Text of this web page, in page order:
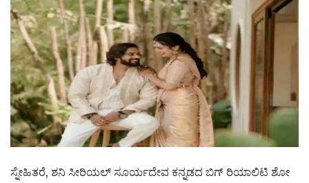
ಸ್ನೇಹಿತರೆ, ಶನಿ ಸೀರಿಯಲ್ ಸೂರ್ಯದೇವ ಕನ್ನಡದ ಬಿಗ್ ರಿಯಾಲಿಟಿ ಶೋ